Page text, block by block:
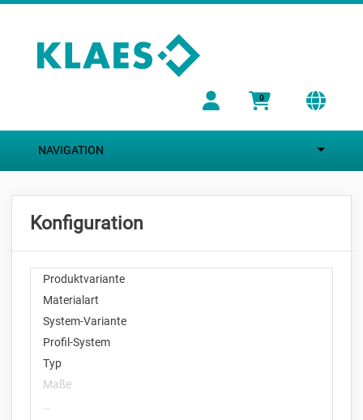
Zum Hauptinhalt springen
0
NAVIGATION
Konfiguration
Produktvariante
Materialart
System-Variante
Profil-System
Typ
Maße
…